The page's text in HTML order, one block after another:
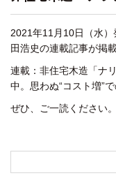
2021年11月10日（水
田浩史の連載記事が掲
連載：非住宅木造「ナ
中。思わぬ“コスト増”で
ぜひ、ご一読ください。